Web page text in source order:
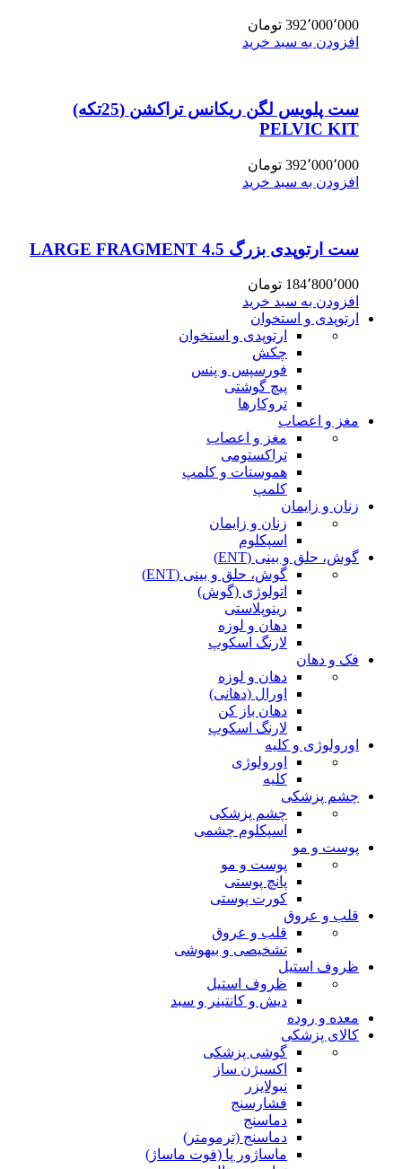
392٬000٬000 تومان
افزودن به سبد خرید
ست پلویس لگن ریکانس تراکشن (25تکه)
PELVIC KIT
392٬000٬000 تومان
افزودن به سبد خرید
ست ارتوپدی بزرگ 4.5 LARGE FRAGMENT
184٬800٬000 تومان
افزودن به سبد خرید
ارتوپدی و استخوان
ارتوپدی و استخوان
چکش
فورسپس و پنس
پیچ گوشتی
تروکارها
مغز و اعصاب
مغز و اعصاب
تراکستومی
هموستات و کلمپ
کلمپ
زنان و زایمان
زنان و زایمان
اسپکلوم
گوش، حلق و بینی (ENT)
گوش، حلق و بینی (ENT)
اتولوژی (گوش)
رینوپلاستی
دهان و لوزه
لارنگ اسکوپ
فک و دهان
دهان و لوزه
اورال (دهانی)
دهان باز کن
لارنگ اسکوپ
اورولوژی و کلیه
اورولوژی
کلیه
چشم پزشکی
چشم پزشکی
اسپکلوم چشمی
پوست و مو
پوست و مو
پانچ پوستی
کورت پوستی
قلب و عروق
قلب و عروق
تشخیصی و بیهوشی
ظروف استیل
ظروف استیل
دیش و کانتینر و سبد
معده و روده
کالای پزشکی
گوشی پزشکی
اکسیژن ساز
نبولایزر
فشارسنج
دماسنج
دماسنج (ترمومتر)
ماساژور پا (فوت ماساژ)